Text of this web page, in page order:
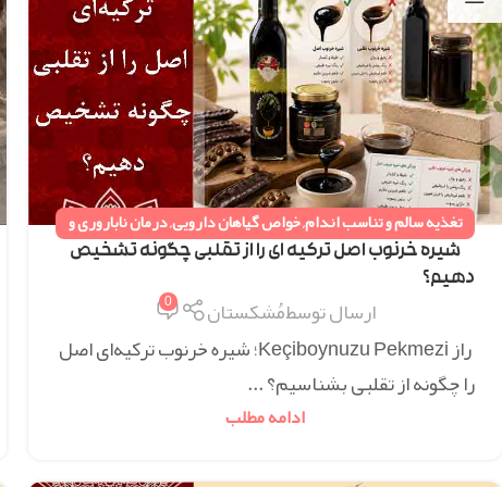
تغذیه سالم و تناسب اندام,خواص گیاهان دارویی,درمان ناباروری و
نازایی خانم ها و آقایان,دستورات طب سنتی,همه مقالات
شیره خرنوب اصل ترکیه ای را از تقلبی چگونه تشخیص
دهیم؟
ارسال توسطمُشکستان 0
راز Keçiboynuzu Pekmezi؛ شیره خرنوب ترکیه‌ای اصل
را چگونه از تقلبی بشناسیم؟ ...
ادامه مطلب